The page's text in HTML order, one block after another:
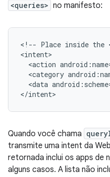
<queries> no manifesto:
<!-- Place inside the
<action
<category
<data
</intent>
Quando você chama
transmite uma intent da
retornada inclui os apps de
alguns casos. A lista não